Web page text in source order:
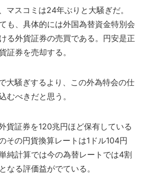
マスコミは24年ぶりと大騒ぎだ。
も、具体的には外国為替資金特別会
る外貨証券の売買である。円安是正
証券を売却する。
大騒ぎするより、この外為特会の仕
むべきだと思う。
貨証券を120兆円ほど保有している
その円貨換算レートは1ドル104円
純計算では今の為替レートでは4割
なる評価益がでている。